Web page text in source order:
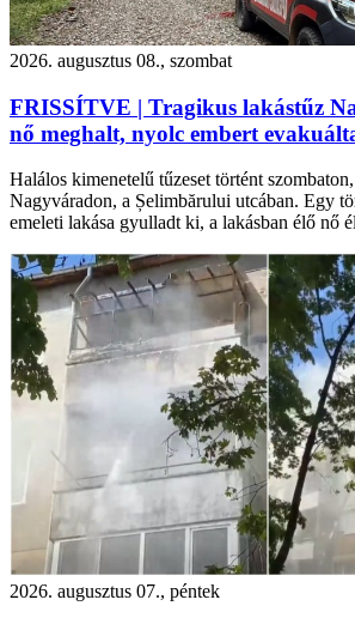
2026. augusztus 08., szombat
FRISSÍTVE | Tragikus lakástűz
nő meghalt, nyolc embert
Halálos kimenetelű tűzeset történt
Nagyváradon, a Șelimbărului utcában. Egy
emeleti lakása gyulladt ki, a lakásban élő nő
2026. augusztus 07., péntek